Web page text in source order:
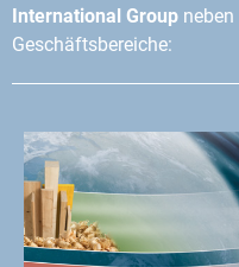
International Group neben
Geschäftsbereiche: